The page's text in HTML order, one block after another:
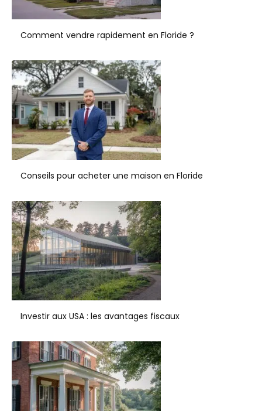
Comment vendre rapidement en Floride ?
Conseils pour acheter une maison en Floride
Investir aux USA : les avantages fiscaux